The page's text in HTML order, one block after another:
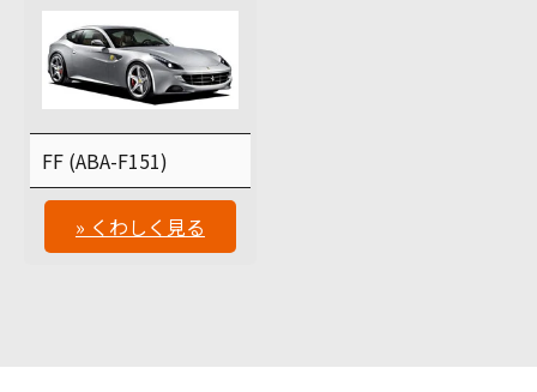
FF (ABA-F151)
» くわしく見る